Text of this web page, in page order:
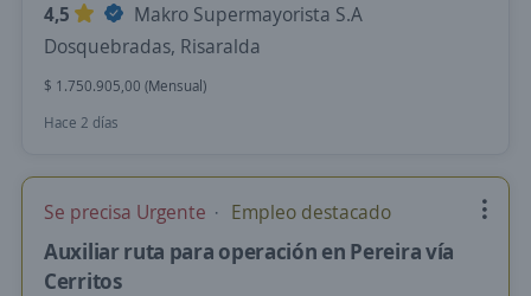
4,5
Makro Supermayorista S.A
Dosquebradas, Risaralda
$ 1.750.905,00 (Mensual)
Hace 2 días
Se precisa Urgente Empleo destacado
Auxiliar ruta para operación en Pereira vía
Cerritos